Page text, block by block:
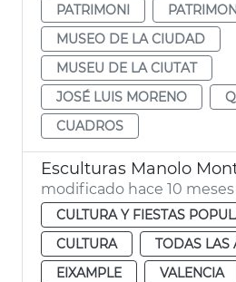
PATRIMONI
MUSEO DE LA CIUDAD
MUSEU DE LA CIUTAT
JOSÉ LUIS MORENO
CUADROS
modificado hace 10 meses
CULTURA Y FIESTAS
CULTURA
TODAS LAS
EIXAMPLE
VALENCIA